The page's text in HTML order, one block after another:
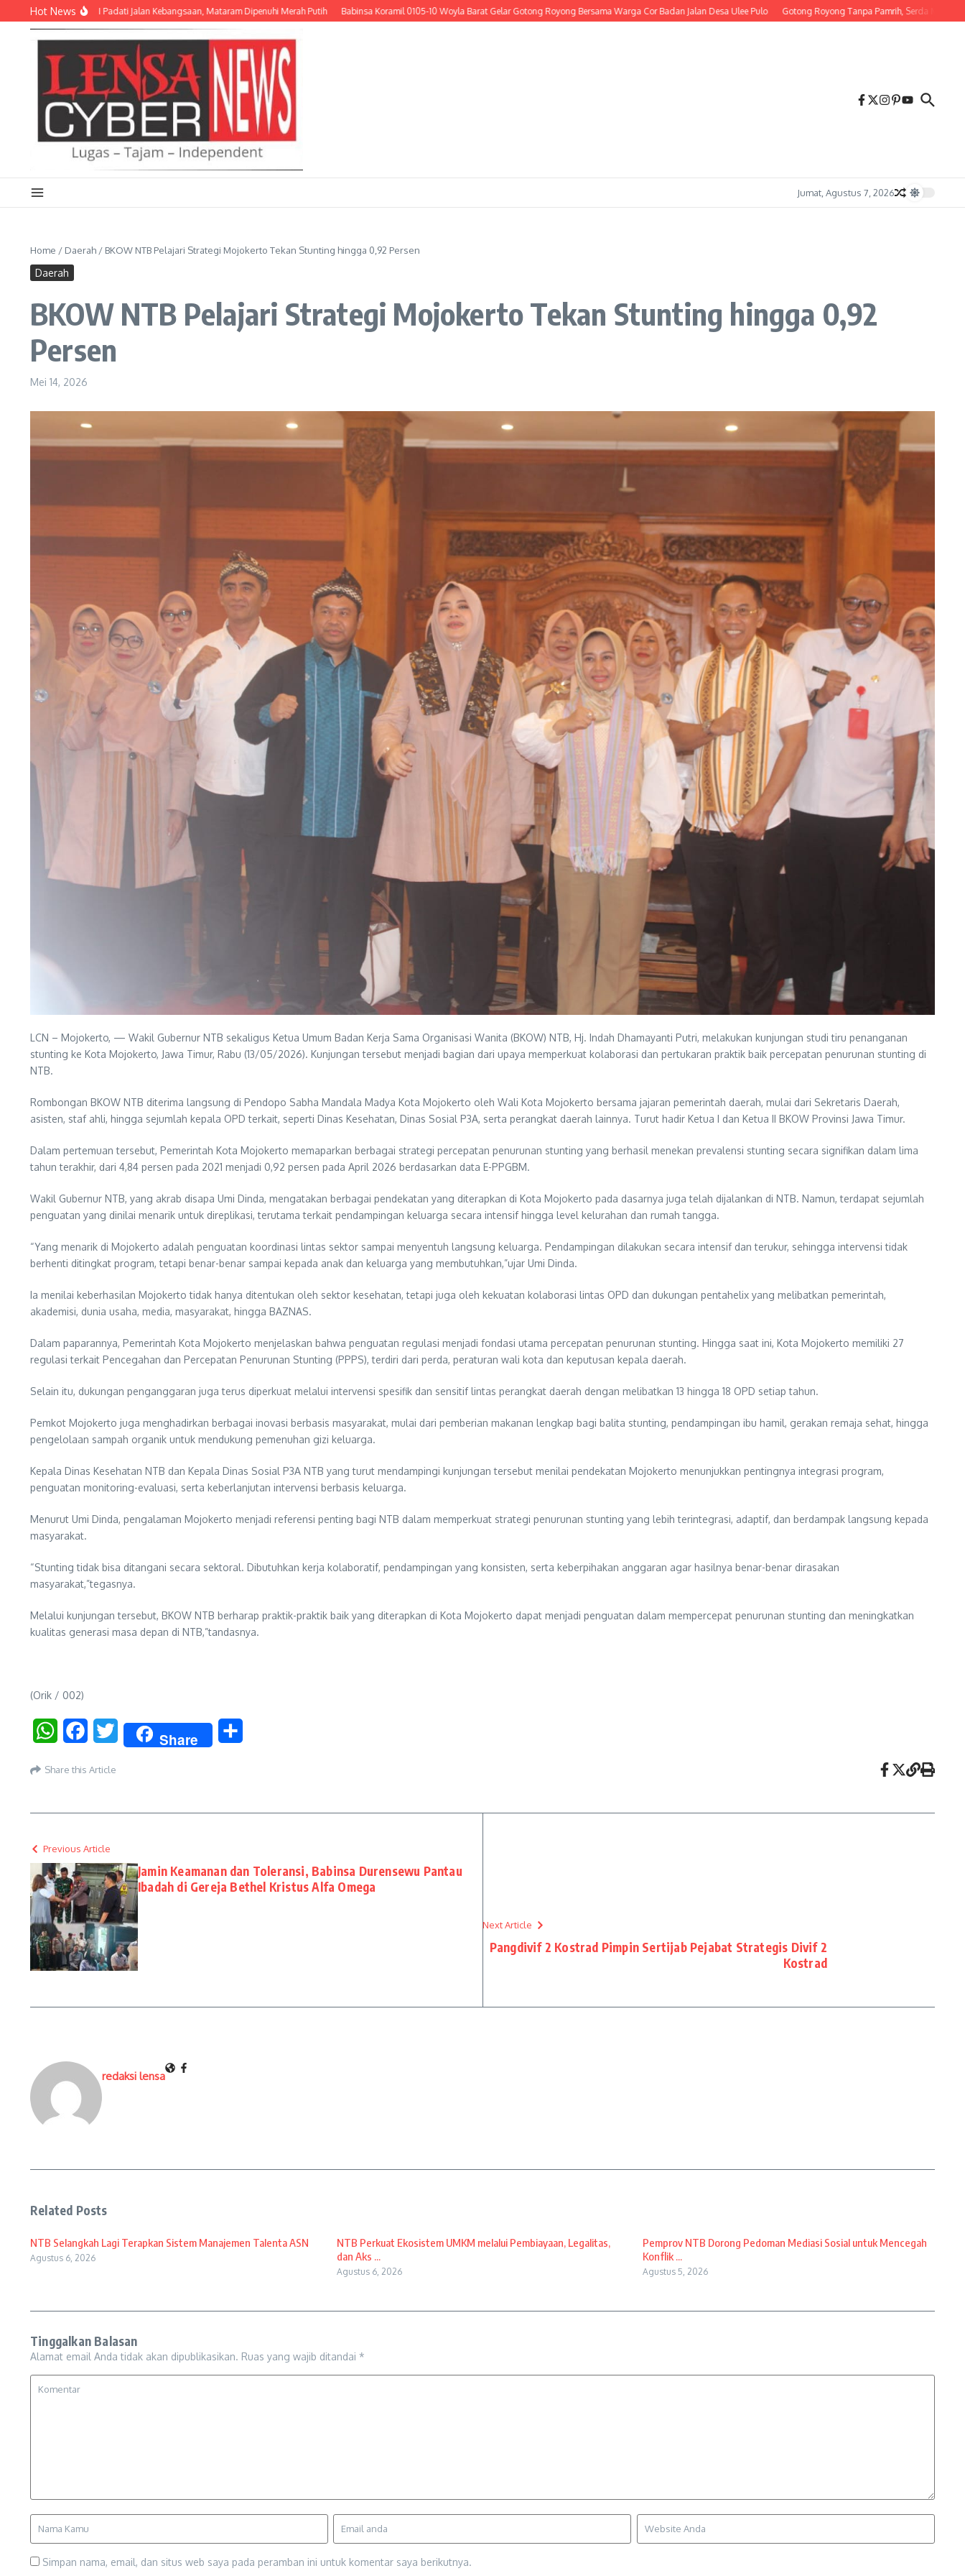
Lewati ke konten
Hot News
hingga TNI Padati Jalan Kebangsaan, Mataram Dipenuhi Merah Putih Babinsa Koramil 0105-10 Woyla Barat Gelar Gotong Royong Bersama Warga Cor Badan Jalan Desa Ulee Pulo Gotong Royong Tanpa Pamrih, Serda M. Irwandi
Jumat, Agustus 7, 2026
Home / Daerah / BKOW NTB Pelajari Strategi Mojokerto Tekan Stunting hingga 0,92 Persen
Daerah
BKOW NTB Pelajari Strategi Mojokerto Tekan Stunting hingga 0,92
Persen
Mei 14, 2026
LCN – Mojokerto, — Wakil Gubernur NTB sekaligus Ketua Umum Badan Kerja Sama Organisasi Wanita (BKOW) NTB, Hj. Indah Dhamayanti Putri, melakukan kunjungan studi tiru penanganan
stunting ke Kota Mojokerto, Jawa Timur, Rabu (13/05/2026). Kunjungan tersebut menjadi bagian dari upaya memperkuat kolaborasi dan pertukaran praktik baik percepatan penurunan stunting di
NTB.
Rombongan BKOW NTB diterima langsung di Pendopo Sabha Mandala Madya Kota Mojokerto oleh Wali Kota Mojokerto bersama jajaran pemerintah daerah, mulai dari Sekretaris Daerah,
asisten, staf ahli, hingga sejumlah kepala OPD terkait, seperti Dinas Kesehatan, Dinas Sosial P3A, serta perangkat daerah lainnya. Turut hadir Ketua I dan Ketua II BKOW Provinsi Jawa Timur.
Dalam pertemuan tersebut, Pemerintah Kota Mojokerto memaparkan berbagai strategi percepatan penurunan stunting yang berhasil menekan prevalensi stunting secara signifikan dalam lima
tahun terakhir, dari 4,84 persen pada 2021 menjadi 0,92 persen pada April 2026 berdasarkan data E-PPGBM.
Wakil Gubernur NTB, yang akrab disapa Umi Dinda, mengatakan berbagai pendekatan yang diterapkan di Kota Mojokerto pada dasarnya juga telah dijalankan di NTB. Namun, terdapat sejumlah
penguatan yang dinilai menarik untuk direplikasi, terutama terkait pendampingan keluarga secara intensif hingga level kelurahan dan rumah tangga.
“Yang menarik di Mojokerto adalah penguatan koordinasi lintas sektor sampai menyentuh langsung keluarga. Pendampingan dilakukan secara intensif dan terukur, sehingga intervensi tidak
berhenti ditingkat program, tetapi benar-benar sampai kepada anak dan keluarga yang membutuhkan,”ujar Umi Dinda.
Ia menilai keberhasilan Mojokerto tidak hanya ditentukan oleh sektor kesehatan, tetapi juga oleh kekuatan kolaborasi lintas OPD dan dukungan pentahelix yang melibatkan pemerintah,
akademisi, dunia usaha, media, masyarakat, hingga BAZNAS.
Dalam paparannya, Pemerintah Kota Mojokerto menjelaskan bahwa penguatan regulasi menjadi fondasi utama percepatan penurunan stunting. Hingga saat ini, Kota Mojokerto memiliki 27
regulasi terkait Pencegahan dan Percepatan Penurunan Stunting (PPPS), terdiri dari perda, peraturan wali kota dan keputusan kepala daerah.
Selain itu, dukungan penganggaran juga terus diperkuat melalui intervensi spesifik dan sensitif lintas perangkat daerah dengan melibatkan 13 hingga 18 OPD setiap tahun.
Pemkot Mojokerto juga menghadirkan berbagai inovasi berbasis masyarakat, mulai dari pemberian makanan lengkap bagi balita stunting, pendampingan ibu hamil, gerakan remaja sehat, hingga
pengelolaan sampah organik untuk mendukung pemenuhan gizi keluarga.
Kepala Dinas Kesehatan NTB dan Kepala Dinas Sosial P3A NTB yang turut mendampingi kunjungan tersebut menilai pendekatan Mojokerto menunjukkan pentingnya integrasi program,
penguatan monitoring-evaluasi, serta keberlanjutan intervensi berbasis keluarga.
Menurut Umi Dinda, pengalaman Mojokerto menjadi referensi penting bagi NTB dalam memperkuat strategi penurunan stunting yang lebih terintegrasi, adaptif, dan berdampak langsung kepada
masyarakat.
“Stunting tidak bisa ditangani secara sektoral. Dibutuhkan kerja kolaboratif, pendampingan yang konsisten, serta keberpihakan anggaran agar hasilnya benar-benar dirasakan
masyarakat,”tegasnya.
Melalui kunjungan tersebut, BKOW NTB berharap praktik-praktik baik yang diterapkan di Kota Mojokerto dapat menjadi penguatan dalam mempercepat penurunan stunting dan meningkatkan
kualitas generasi masa depan di NTB,”tandasnya.
(Orik / 002)
WhatsAppFacebookTwitter Share
Share this Article
Previous Article
Jamin Keamanan dan Toleransi, Babinsa Durensewu Pantau
Ibadah di Gereja Bethel Kristus Alfa Omega
Next Article
Pangdivif 2 Kostrad Pimpin Sertijab Pejabat Strategis Divif 2
Kostrad
redaksi lensa
Related Posts
NTB Selangkah Lagi Terapkan Sistem Manajemen Talenta ASN
Agustus 6, 2026
NTB Perkuat Ekosistem UMKM melalui Pembiayaan, Legalitas,
dan Aks ...
Agustus 6, 2026
Pemprov NTB Dorong Pedoman Mediasi Sosial untuk Mencegah
Konflik ...
Agustus 5, 2026
Tinggalkan Balasan
Alamat email Anda tidak akan dipublikasikan. Ruas yang wajib ditandai *
Simpan nama, email, dan situs web saya pada peramban ini untuk komentar saya berikutnya.